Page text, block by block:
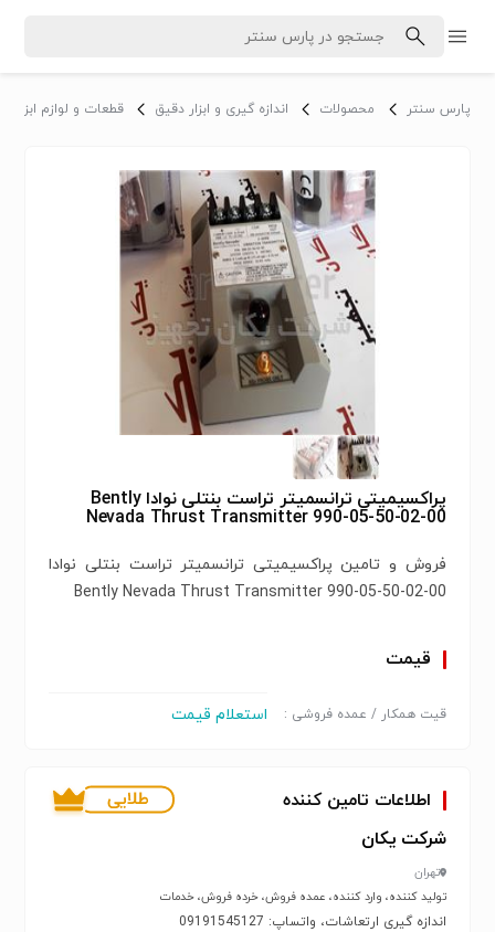
پارس سنتر محصولات اندازه گیری و ابزار دقیق قطعات و لوازم ابزار
پراکسیمیتی ترانسمیتر تراست بنتلی نوادا Bently
Nevada Thrust Transmitter 990-05-50-02-00
فروش و تامین پراکسیمیتی ترانسمیتر تراست بنتلی نوادا
Bently Nevada Thrust Transmitter 990-05-50-02-00
قیمت
قیت همکار / عمده فروشی : استعلام قیمت
اطلاعات تامین کننده
شرکت یکان
تهران
تولید کننده، وارد کننده، عمده فروش، خرده فروش، خدمات
اندازه گیری ارتعاشات، واتساپ: 09191545127